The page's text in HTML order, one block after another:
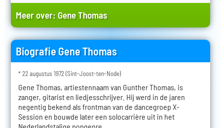
Meer over: Gene Thomas
Biografie Gene Thomas
* 22 augustus 1972 (Sint-Joost-ten-Node)
Gene Thomas, artiestennaam van Gunther Thomas, is
zanger, gitarist en liedjesschrijver. Hij werd in de jaren
negentig bekend als frontman van de dancegroep X-
Session en bouwde later een solocarrière uit in het